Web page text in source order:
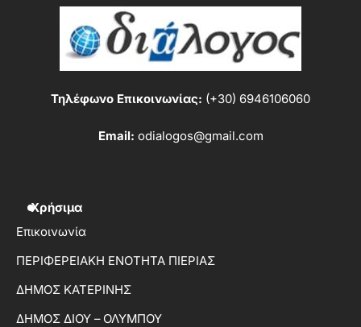
Τηλέφωνο Επικοινωνίας: (+30) 6946106060
Email: odialogos@gmail.com
Χρήσιμα
Επικοινωνία
ΠΕΡΙΦΕΡΕΙΑΚΗ ΕΝΟΤΗΤΑ ΠΙΕΡΙΑΣ
ΔΗΜΟΣ ΚΑΤΕΡΙΝΗΣ
ΔΗΜΟΣ ΔΙΟΥ – ΟΛΥΜΠΟΥ